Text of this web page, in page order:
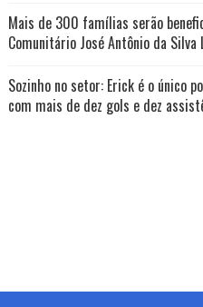
Mais de 300 famílias serão
Comunitário José Antônio da Silva
Sozinho no setor: Erick é o único
com mais de dez gols e dez